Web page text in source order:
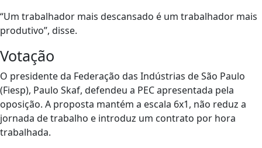
“Um trabalhador mais descansado é um trabalhador mais
produtivo”, disse.
Votação
O presidente da Federação das Indústrias de São Paulo
(Fiesp), Paulo Skaf, defendeu a PEC apresentada pela
oposição. A proposta mantém a escala 6x1, não reduz a
jornada de trabalho e introduz um contrato por hora
trabalhada.